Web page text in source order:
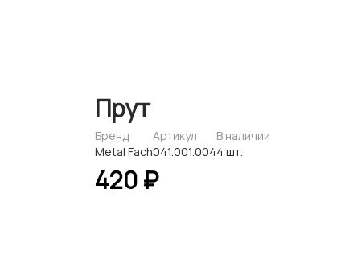
Прут
Бренд
Metal Fach
Артикул
041.001.004
В наличии
4 шт.
420 ₽